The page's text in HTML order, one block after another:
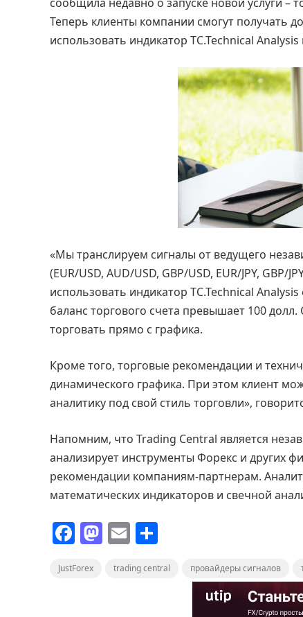
Теперь клиенты компании смогут получать
использовать индикатор TC.Technical
«Мы транслируем сигналы от ведущего
(EUR/USD, AUD/USD, GBP/USD, EUR/JPY,
использовать индикатор TC.Technical
баланс торгового счета превышает 100
торговать прямо с графика.
Кроме того, торговые рекомендации и
динамического графика. При этом клиент
аналитику под свой стиль торговли»,
Напомним, что Trading Central является
анализирует инструменты Форекс и других
рекомендации компаниям-партнерам.
математических индикаторов и свечной
F
c
M
st
E
ai п
JustForex trading central провайдеры сигналов